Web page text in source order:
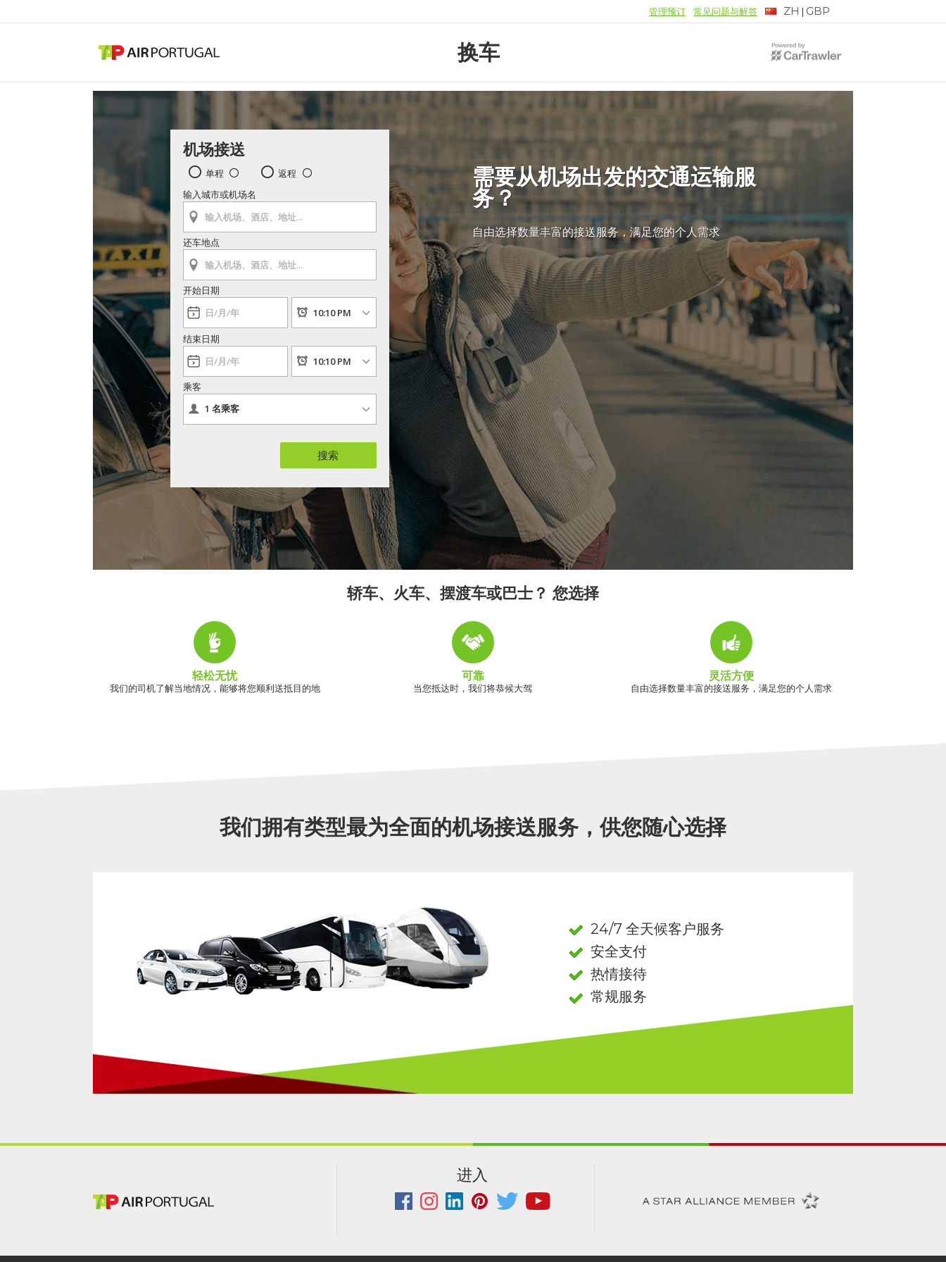
管理预订 常见问题与解答 ZH | GBP
换车
机场接送
单程
返程
输入城市或机场名
还车地点
开始日期
结束日期
乘客
搜索
需要从机场出发的交通运输服
务？
自由选择数量丰富的接送服务，满足您的个人需求
轿车、火车、摆渡车或巴士？ 您选择
轻松无忧
我们的司机了解当地情况，能够将您顺利送抵目的地
可靠
当您抵达时，我们将恭候大驾
灵活方便
自由选择数量丰富的接送服务，满足您的个人需求
我们拥有类型最为全面的机场接送服务，供您随心选择
24/7 全天候客户服务
安全支付
热情接待
常规服务
进入